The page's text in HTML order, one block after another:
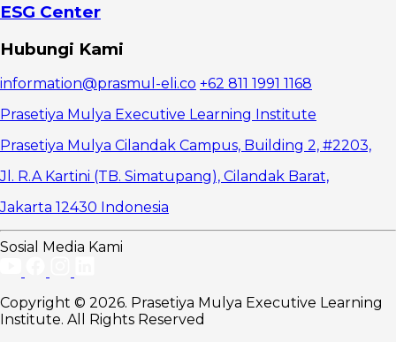
biaya
harian
5.
Perbarui
catatan
akuntansi
6.
Memenuhi
waktu pajak
Dapatkan
pendanaan
yang tepat
ESG Center
Hubungi Kami
information@prasmul-eli.co +62 811 1991 1168
Prasetiya Mulya Executive Learning Institute
Prasetiya Mulya Cilandak Campus, Building 2, #2203,
Jl. R.A Kartini (TB. Simatupang), Cilandak Barat,
Jakarta 12430 Indonesia
Sosial Media Kami
Copyright © 2026. Prasetiya Mulya Executive Learning
Institute. All Rights Reserved